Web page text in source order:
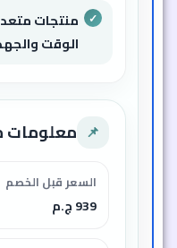
منتجات
الوقت
📌
السعر قبل الخصم
939 ج.م